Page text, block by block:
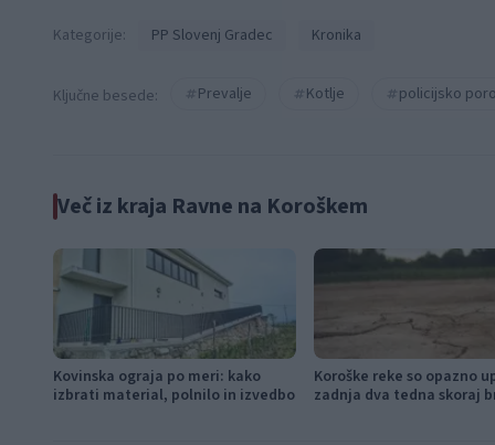
Kategorije: PP Slovenj Gradec Kronika
Ključne besede: Prevalje Kotlje policijsko
Več iz kraja Ravne na Koroškem
Kovinska ograja po meri: kako
izbrati material, polnilo in izvedbo
Koroške reke so opazno
zadnja dva tedna skoraj